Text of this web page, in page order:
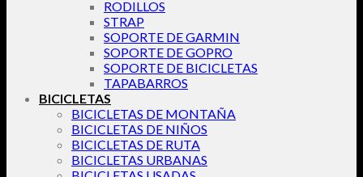
RODILLOS
STRAP
SOPORTE DE GARMIN
SOPORTE DE GOPRO
SOPORTE DE BICICLETAS
TAPABARROS
BICICLETAS
BICICLETAS DE MONTAÑA
BICICLETAS DE NIÑOS
BICICLETAS DE RUTA
BICICLETAS URBANAS